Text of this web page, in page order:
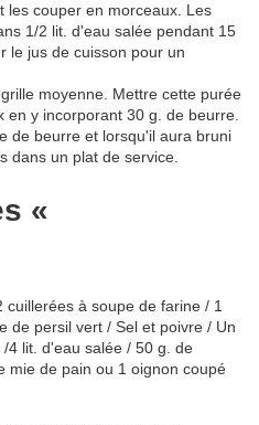
les couper en morceaux. Les
1/2 lit. d'eau salée pendant 15
le jus de cuisson pour un
moyenne. Mettre cette purée
y incorporant 30 g. de beurre.
de beurre et lorsqu'il aura bruni
dans un plat de service.
«
à soupe de farine / 1
de persil vert / Sel et poivre / Un
4 lit. d'eau salée / 50 g. de
mie de pain ou 1 oignon coupé